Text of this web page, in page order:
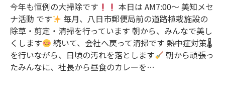
今年も恒例の大掃除です
本日は AM7:00～ 美知メセ
ナ活動 です
毎月、八日市郵便局前の道路植栽施設の
除草・剪定・清掃を行っています 朝から、みんなで美し
くします
続いて、会社へ戻って清掃です 熱中症対策🌡
を行いながら、日頃の汚れを落とします
朝から頑張っ
たみんなに、社長から昼食のカレーを…